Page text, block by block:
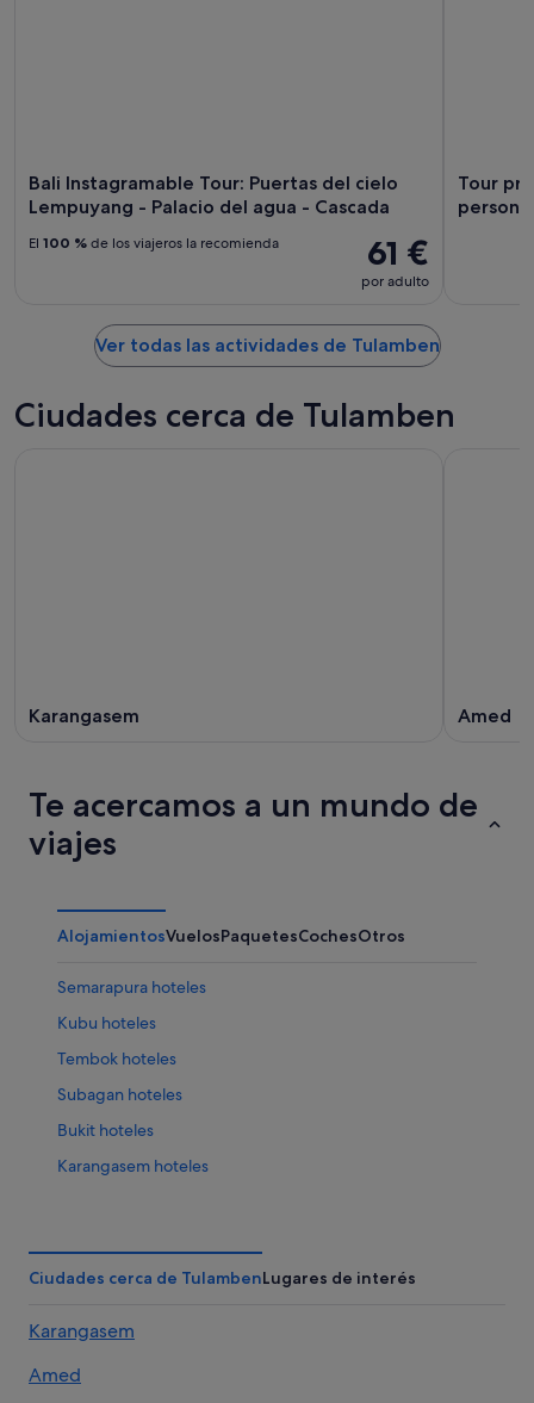
Bali Instagramable Tour: Puertas del cielo
Lempuyang - Palacio del agua - Cascada
61 €
por adulto
El 100 % de los viajeros la recomienda
Tour
Ver todas las actividades de Tulamben
Ciudades cerca de Tulamben
Karangasem Amed
Te acercamos a un mundo de
viajes
AlojamientosVuelosPaquetesCochesOtros
Semarapura hoteles
Kubu hoteles
Tembok hoteles
Subagan hoteles
Bukit hoteles
Karangasem hoteles
Padangbai hoteles
Sengkidu hoteles
Tegallalang hoteles
Ciudades cerca de TulambenLugares de interés
Karangasem
Amed